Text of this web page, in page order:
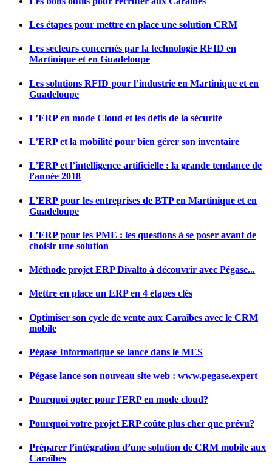
Les étapes pour mettre en place une solution CRM
Les secteurs concernés par la technologie RFID en
Martinique et en Guadeloupe
Les solutions RFID pour l’industrie en Martinique et en
Guadeloupe
L’ERP en mode Cloud et les défis de la sécurité
L’ERP et la mobilité pour bien gérer son inventaire
L’ERP et l’intelligence artificielle : la grande tendance de
l’année 2018
L’ERP pour les entreprises de BTP en Martinique et en
Guadeloupe
L’ERP pour les PME : les questions à se poser avant de
choisir une solution
Méthode projet ERP Divalto à découvrir avec Pégase...
Mettre en place un ERP en 4 étapes clés
Optimiser son cycle de vente aux Caraïbes avec le CRM
mobile
Pégase Informatique se lance dans le MES
Pégase lance son nouveau site web : www.pegase.expert
Pourquoi opter pour l'ERP en mode cloud?
Pourquoi votre projet ERP coûte plus cher que prévu?
Préparer l’intégration d’une solution de CRM mobile aux
Caraïbes